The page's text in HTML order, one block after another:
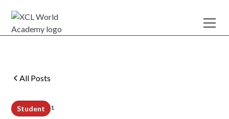
All Posts
Student 1